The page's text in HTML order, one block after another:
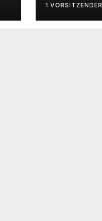
1.VORSITZENDER